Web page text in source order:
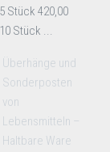
Stück 420,00
Stück ...
Überhänge und
Sonderposten
von
Lebensmitteln –
Haltbare Ware